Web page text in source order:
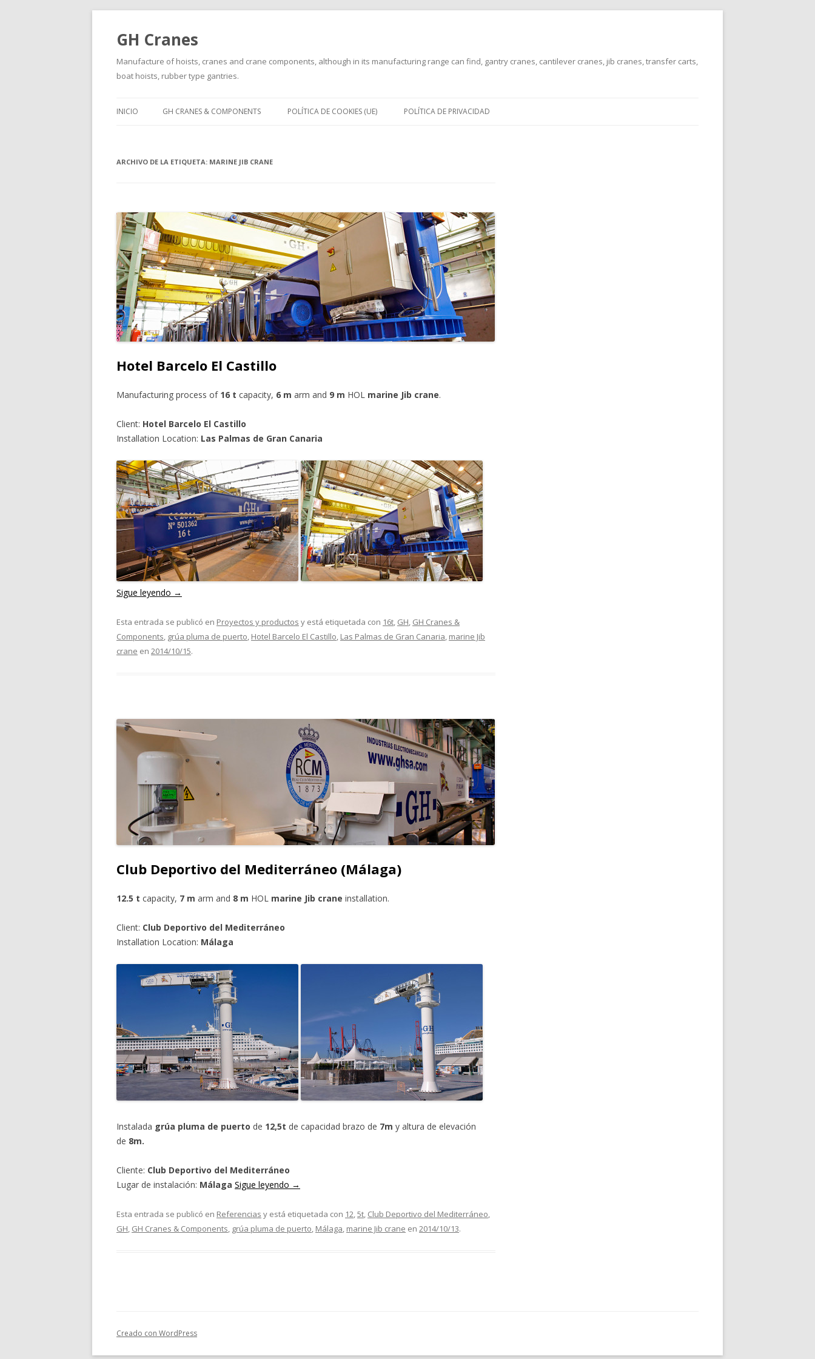
GH Cranes
Manufacture of hoists, cranes and crane components, although in its manufacturing range can find, gantry cranes, cantilever cranes, jib cranes, transfer carts,
boat hoists, rubber type gantries.
al
INICIO GH CRANES & COMPONENTS POLÍTICA DE COOKIES (UE) POLÍTICA DE PRIVACIDAD
ARCHIVO DE LA ETIQUETA: MARINE JIB CRANE
Hotel Barcelo El Castillo
Manufacturing process of 16 t capacity, 6 m arm and 9 m HOL marine Jib crane.
Client: Hotel Barcelo El Castillo
Installation Location: Las Palmas de Gran Canaria
Sigue leyendo →
Esta entrada se publicó en Proyectos y productos y está etiquetada con 16t, GH, GH Cranes &
Components, grúa pluma de puerto, Hotel Barcelo El Castillo, Las Palmas de Gran Canaria, marine Jib
crane en 2014/10/15.
Club Deportivo del Mediterráneo (Málaga)
12.5 t capacity, 7 m arm and 8 m HOL marine Jib crane installation.
Client: Club Deportivo del Mediterráneo
Installation Location: Málaga
Instalada grúa pluma de puerto de 12,5t de capacidad brazo de 7m y altura de elevación
de 8m.
Cliente: Club Deportivo del Mediterráneo
Lugar de instalación: Málaga Sigue leyendo →
Esta entrada se publicó en Referencias y está etiquetada con 12,5t, Club Deportivo del Mediterráneo,
GH, GH Cranes & Components, grúa pluma de puerto, Málaga, marine Jib crane en 2014/10/13.
Creado con WordPress